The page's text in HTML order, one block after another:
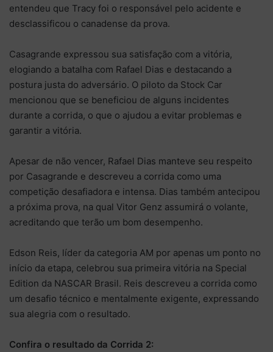
entendeu que Tracy foi o responsável pelo acidente e
desclassificou o canadense da prova.
Casagrande expressou sua satisfação com a vitória,
elogiando a batalha com Rafael Dias e destacando a
postura justa do adversário. O piloto da Stock Car
mencionou que se beneficiou de alguns incidentes
durante a corrida, o que o ajudou a evitar problemas e
garantir a vitória.
Apesar de não vencer, Rafael Dias manteve seu respeito
por Casagrande e descreveu a corrida como uma
competição desafiadora e intensa. Dias também antecipou
a próxima prova, na qual Vitor Genz assumirá o volante,
acreditando que terão um bom desempenho.
Edson Reis, líder da categoria AM por apenas um ponto no
início da etapa, celebrou sua primeira vitória na Special
Edition da NASCAR Brasil. Reis descreveu a corrida como
um desafio técnico e mentalmente exigente, expressando
sua alegria com o resultado.
Confira o resultado da Corrida 2: